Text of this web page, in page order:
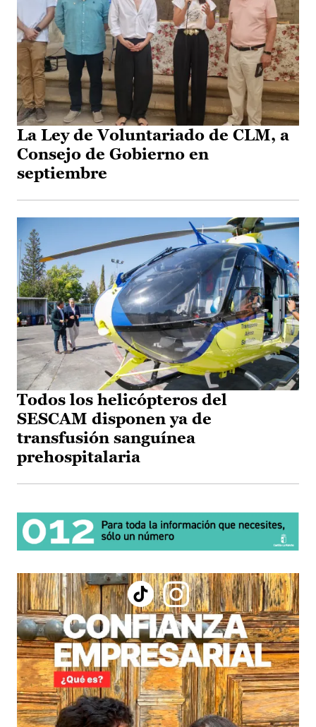
La Ley de Voluntariado de CLM, a
Consejo de Gobierno en
septiembre
Todos los helicópteros del
SESCAM disponen ya de
transfusión sanguínea
prehospitalaria